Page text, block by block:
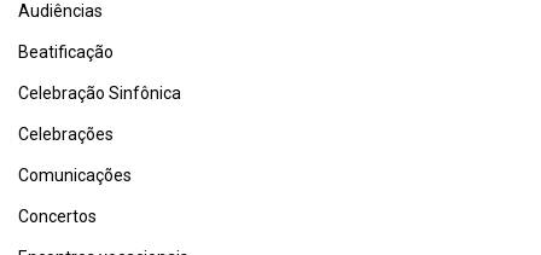
Audiências
Beatificação
Celebração Sinfônica
Celebrações
Comunicações
Concertos